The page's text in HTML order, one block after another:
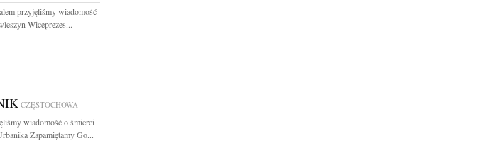
przyjęliśmy wiadomość
Wiceprezes...
CZĘSTOCHOWA
wiadomość o śmierci
Zapamiętamy Go...